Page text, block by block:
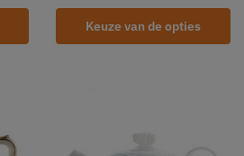
Keuze van de opties